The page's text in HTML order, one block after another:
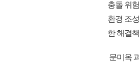
충돌 위
환경 조
한 해결
문미옥